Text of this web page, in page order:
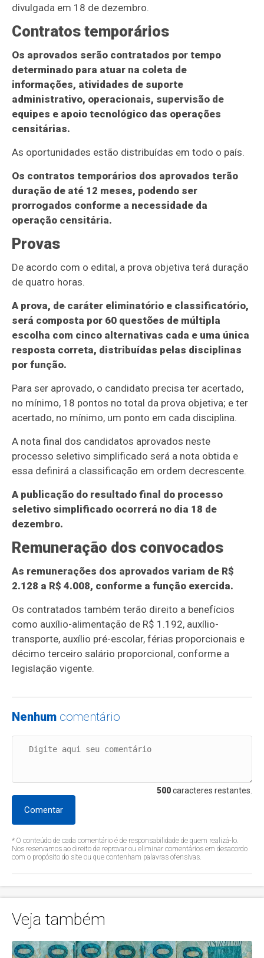
divulgada em 18 de dezembro.
Contratos temporários
Os aprovados serão contratados por tempo
determinado para atuar na coleta de
informações, atividades de suporte
administrativo, operacionais, supervisão de
equipes e apoio tecnológico das operações
censitárias.
As oportunidades estão distribuídas em todo o país.
Os contratos temporários dos aprovados terão
duração de até 12 meses, podendo ser
prorrogados conforme a necessidade da
operação censitária.
Provas
De acordo com o edital, a prova objetiva terá duração
de quatro horas.
A prova, de caráter eliminatório e classificatório,
será composta por 60 questões de múltipla
escolha com cinco alternativas cada e uma única
resposta correta, distribuídas pelas disciplinas
por função.
Para ser aprovado, o candidato precisa ter acertado,
no mínimo, 18 pontos no total da prova objetiva; e ter
acertado, no mínimo, um ponto em cada disciplina.
A nota final dos candidatos aprovados neste
processo seletivo simplificado será a nota obtida e
essa definirá a classificação em ordem decrescente.
A publicação do resultado final do processo
seletivo simplificado ocorrerá no dia 18 de
dezembro.
Remuneração dos convocados
As remunerações dos aprovados variam de R$
2.128 a R$ 4.008, conforme a função exercida.
Os contratados também terão direito a benefícios
como auxílio-alimentação de R$ 1.192, auxílio-
transporte, auxílio pré-escolar, férias proporcionais e
décimo terceiro salário proporcional, conforme a
legislação vigente.
Nenhum comentário
500caracteres restantes.
Comentar
* O conteúdo de cada comentário é de responsabilidade de quem realizá-lo.
Nos reservamos ao direito de reprovar ou eliminar comentários em desacordo
com o propósito do site ou que contenham palavras ofensivas.
Veja também